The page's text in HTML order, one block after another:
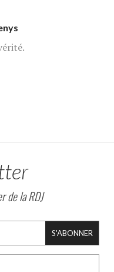
de la RDJ
S'ABONNER